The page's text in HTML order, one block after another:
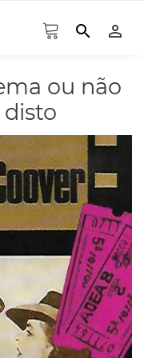
search person_outline
ou não
disto